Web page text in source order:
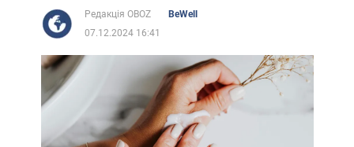
Редакція OBOZ
BeWell
07.12.2024 16:41